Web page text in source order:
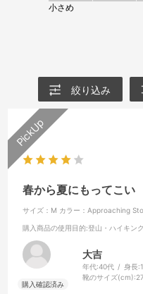
小さめ
絞り込み
春から夏にもってこい
サイズ：M カラー：Approaching
購入商品の使用目的:登山・ハイキン
大吉
年代:40代 身長:
靴のサイズ(cm):27